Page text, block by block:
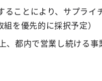
ことにより、サプラ
を優先的に採択予定）
都内で営業し続ける事